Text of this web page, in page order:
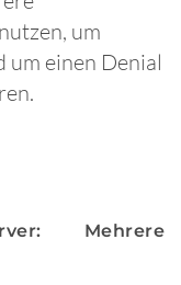
um
um einen Denial
Mehrere